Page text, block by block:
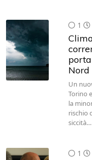
1
Nord
Un
Torino
la
rischio
siccità…
1